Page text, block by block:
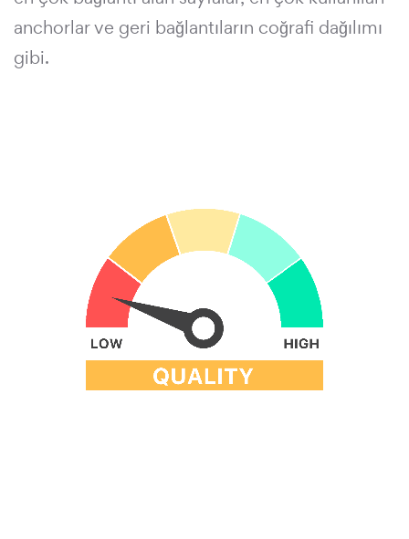
anchorlar ve geri bağlantıların coğrafi dağılımı
gibi.